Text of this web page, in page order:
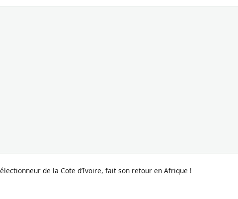
de la Cote d’Ivoire, fait son retour en Afrique !